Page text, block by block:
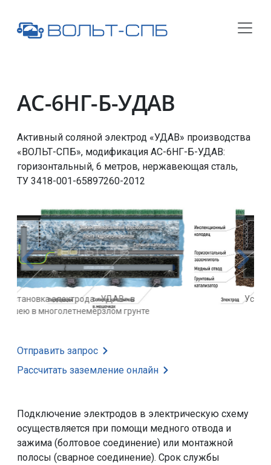
АС-6НГ-Б-УДАВ
Активный соляной электрод «УДАВ» производства
«ВОЛЬТ-СПБ», модификация АС-6НГ-Б-УДАВ:
горизонтальный, 6 метров, нержавеющая сталь,
ТУ 3418-001-65897260-2012
Установка электрода «УДАВ» в
траншею в грунте
Отправить запрос
Рассчитать заземление онлайн
Подключение электродов в электрическую схему
осуществляется при помощи медного отвода и
зажима (болтовое соединение) или монтажной
полосы (сварное соединение). Срок службы